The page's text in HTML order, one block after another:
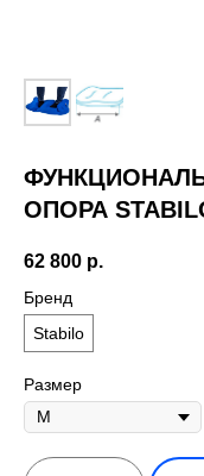
ОПОРА
62 800 р.
Бренд
Stabilo
Размер